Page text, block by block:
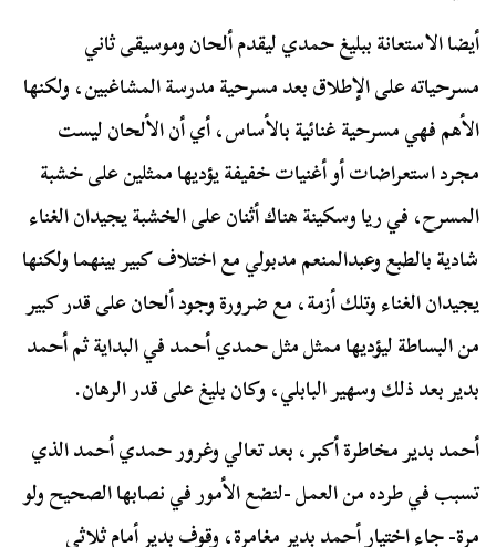
أيضا الاستعانة ببليغ حمدي ليقدم ألحان وموسيقى ثاني
مسرحياته على الإطلاق بعد مسرحية مدرسة المشاغبين، ولكنها
الأهم فهي مسرحية غنائية بالأساس، أي أن الألحان ليست
مجرد استعراضات أو أغنيات خفيفة يؤديها ممثلين على خشبة
المسرح، في ريا وسكينة هناك أثنان على الخشبة يجيدان الغناء
شادية بالطبع وعبدالمنعم مدبولي مع اختلاف كبير بينهما ولكنها
يجيدان الغناء وتلك أزمة، مع ضرورة وجود ألحان على قدر كبير
من البساطة ليؤديها ممثل مثل حمدي أحمد في البداية ثم أحمد
بدير بعد ذلك وسهير البابلي، وكان بليغ على قدر الرهان.
أحمد بدير مخاطرة أكبر، بعد تعالي وغرور حمدي أحمد الذي
تسبب في طرده من العمل -لنضع الأمور في نصابها الصحيح ولو
مرة- جاء اختيار أحمد بدير مغامرة، وقوف بدير أمام ثلاثي